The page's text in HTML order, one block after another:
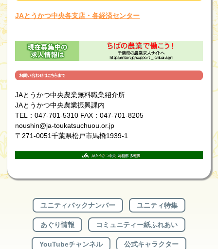
JAとうかつ中央各支店・各経済センター
JAとうかつ中央農業無料職業紹介所
JAとうかつ中央農業振興課内
TEL：047-701-5310 FAX：047-701-8205
noushin@ja-toukatsuchuou.or.jp
〒271-0051千葉県松戸市馬橋1939-1
ユニティバックナンバー ユニティ特集
あぐり情報 コミュニティー紙ふれあい
YouTubeチャンネル 公式キャラクター